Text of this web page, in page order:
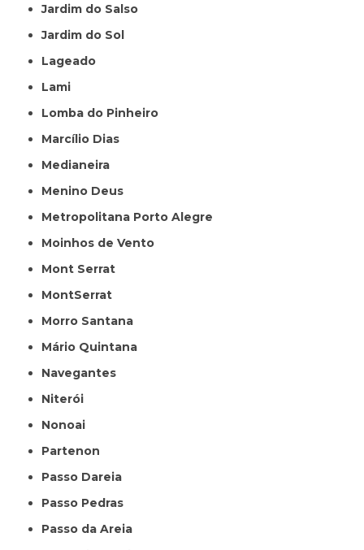
Jardim do Salso
Jardim do Sol
Lageado
Lami
Lomba do Pinheiro
Marcílio Dias
Medianeira
Menino Deus
Metropolitana Porto Alegre
Moinhos de Vento
Mont Serrat
MontSerrat
Morro Santana
Mário Quintana
Navegantes
Niterói
Nonoai
Partenon
Passo Dareia
Passo Pedras
Passo da Areia